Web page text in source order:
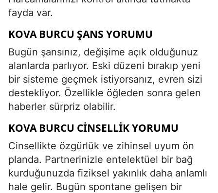
fayda var.
KOVA BURCU ŞANS YORUMU
Bugün şansınız, değişime açık olduğunuz
alanlarda parlıyor. Eski düzeni bırakıp yeni
bir sisteme geçmek istiyorsanız, evren sizi
destekliyor. Özellikle öğleden sonra gelen
haberler sürpriz olabilir.
KOVA BURCU CINSELLIK YORUMU
Cinsellikte özgürlük ve zihinsel uyum ön
planda. Partnerinizle entelektüel bir bağ
kurduğunuzda fiziksel yakınlık daha anlamlı
hale gelir. Bugün spontane gelişen bir